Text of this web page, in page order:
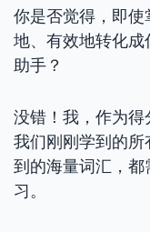
你是否觉得，即
地、有效地转化
助手？
没错！我，作为得
我们刚刚学到的所
到的海量词汇，
习。